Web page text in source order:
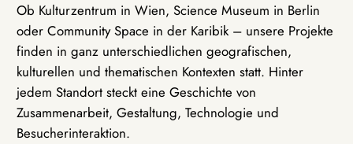
Ob Kulturzentrum in Wien, Science Museum in Berlin
oder Community Space in der Karibik – unsere Projekte
finden in ganz unterschiedlichen geografischen,
kulturellen und thematischen Kontexten statt. Hinter
jedem Standort steckt eine Geschichte von
Zusammenarbeit, Gestaltung, Technologie und
Besucherinteraktion.